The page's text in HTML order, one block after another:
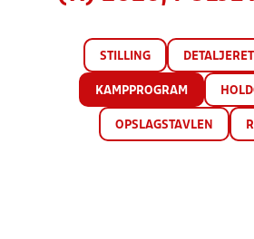
STILLING
KAMPPROGRAM
OPSLAGSTAVLEN